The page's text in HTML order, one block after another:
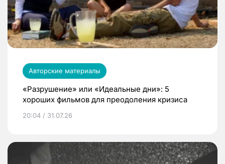
Авторские материалы
«Разрушение» или «Идеальные дни»: 5
хороших фильмов для преодоления кризиса
20:04 / 31.07.26